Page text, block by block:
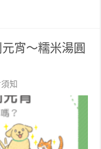
宵～糯米湯圓
知